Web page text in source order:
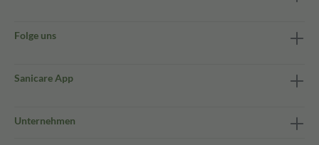
Folge uns
Sanicare App
Unternehmen